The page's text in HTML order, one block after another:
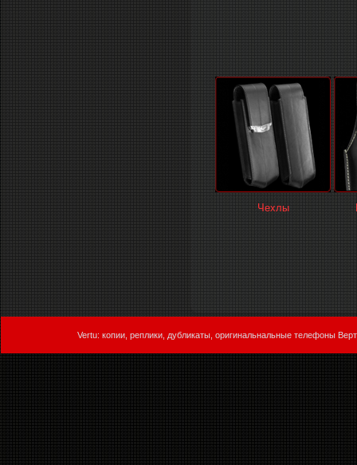
Чехлы
Vertu: копии, реплики, дубликаты, оригинальнальные телефоны